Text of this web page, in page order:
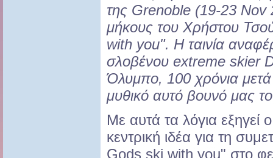
της Grenoble (19-23 Nov
μήκους του Χρήστου
with you". Η ταινία
σλοβένου extreme skier
Όλυμπο, 100 χρόνια
μυθικό αυτό βουνό μας
Με αυτά τα λόγια εξηγεί
κεντρική ιδέα για τη
Gods ski with you" στο